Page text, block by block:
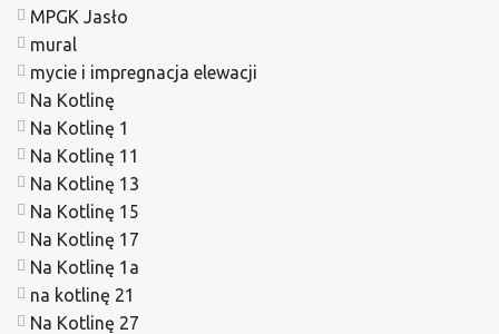
MPGK Jasło
mural
mycie i impregnacja elewacji
Na Kotlinę
Na Kotlinę 1
Na Kotlinę 11
Na Kotlinę 13
Na Kotlinę 15
Na Kotlinę 17
Na Kotlinę 1a
na kotlinę 21
Na Kotlinę 27